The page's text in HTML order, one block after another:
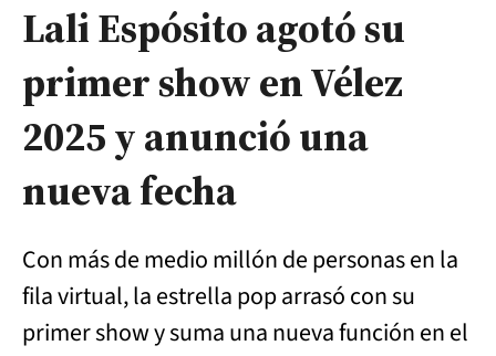
Lali Espósito agotó su
primer show en Vélez
2025 y anunció una
nueva fecha
Con más de medio millón de personas en la
fila virtual, la estrella pop arrasó con su
primer show y suma una nueva función en el